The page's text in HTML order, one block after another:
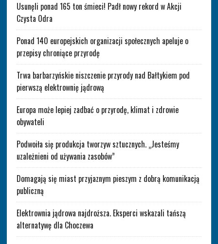
Usunęli ponad 165 ton śmieci! Padł nowy rekord w Akcji
Czysta Odra
Ponad 140 europejskich organizacji społecznych apeluje o
przepisy chroniące przyrodę
Trwa barbarzyńskie niszczenie przyrody nad Bałtykiem pod
pierwszą elektrownię jądrową
Europa może lepiej zadbać o przyrodę, klimat i zdrowie
obywateli
Podwoiła się produkcja tworzyw sztucznych. „Jesteśmy
uzależnieni od używania zasobów”
Domagają się miast przyjaznym pieszym z dobrą komunikacją
publiczną
Elektrownia jądrowa najdroższa. Eksperci wskazali tańszą
alternatywę dla Choczewa